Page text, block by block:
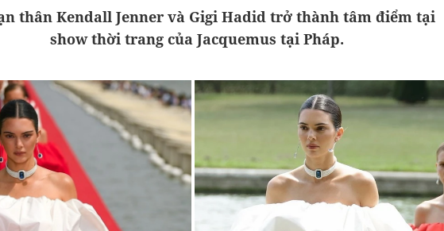
thân Kendall Jenner và Gigi Hadid trở thành tâm điểm tại
show thời trang của Jacquemus tại Pháp.